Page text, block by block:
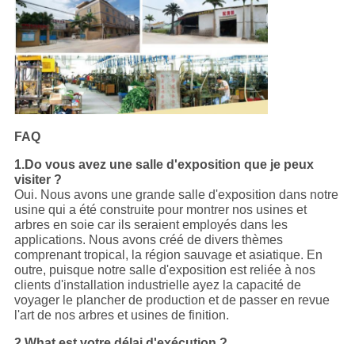
FAQ
1.Do vous avez une salle d'exposition que je peux
visiter ?
Oui. Nous avons une grande salle d'exposition dans notre
usine qui a été construite pour montrer nos usines et
arbres en soie car ils seraient employés dans les
applications. Nous avons créé de divers thèmes
comprenant tropical, la région sauvage et asiatique. En
outre, puisque notre salle d'exposition est reliée à nos
clients d'installation industrielle ayez la capacité de
voyager le plancher de production et de passer en revue
l'art de nos arbres et usines de finition.